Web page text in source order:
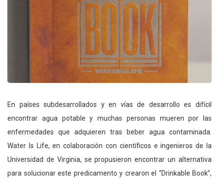
En países subdesarrollados y en vías de desarrollo es difícil
encontrar agua potable y muchas personas mueren por las
enfermedades que adquieren tras beber agua contaminada.
Water Is Life, en colaboración con científicos e ingenieros de la
Universidad de Virginia, se propusieron encontrar un alternativa
para solucionar este predicamento y crearon el “Drinkable Book”,